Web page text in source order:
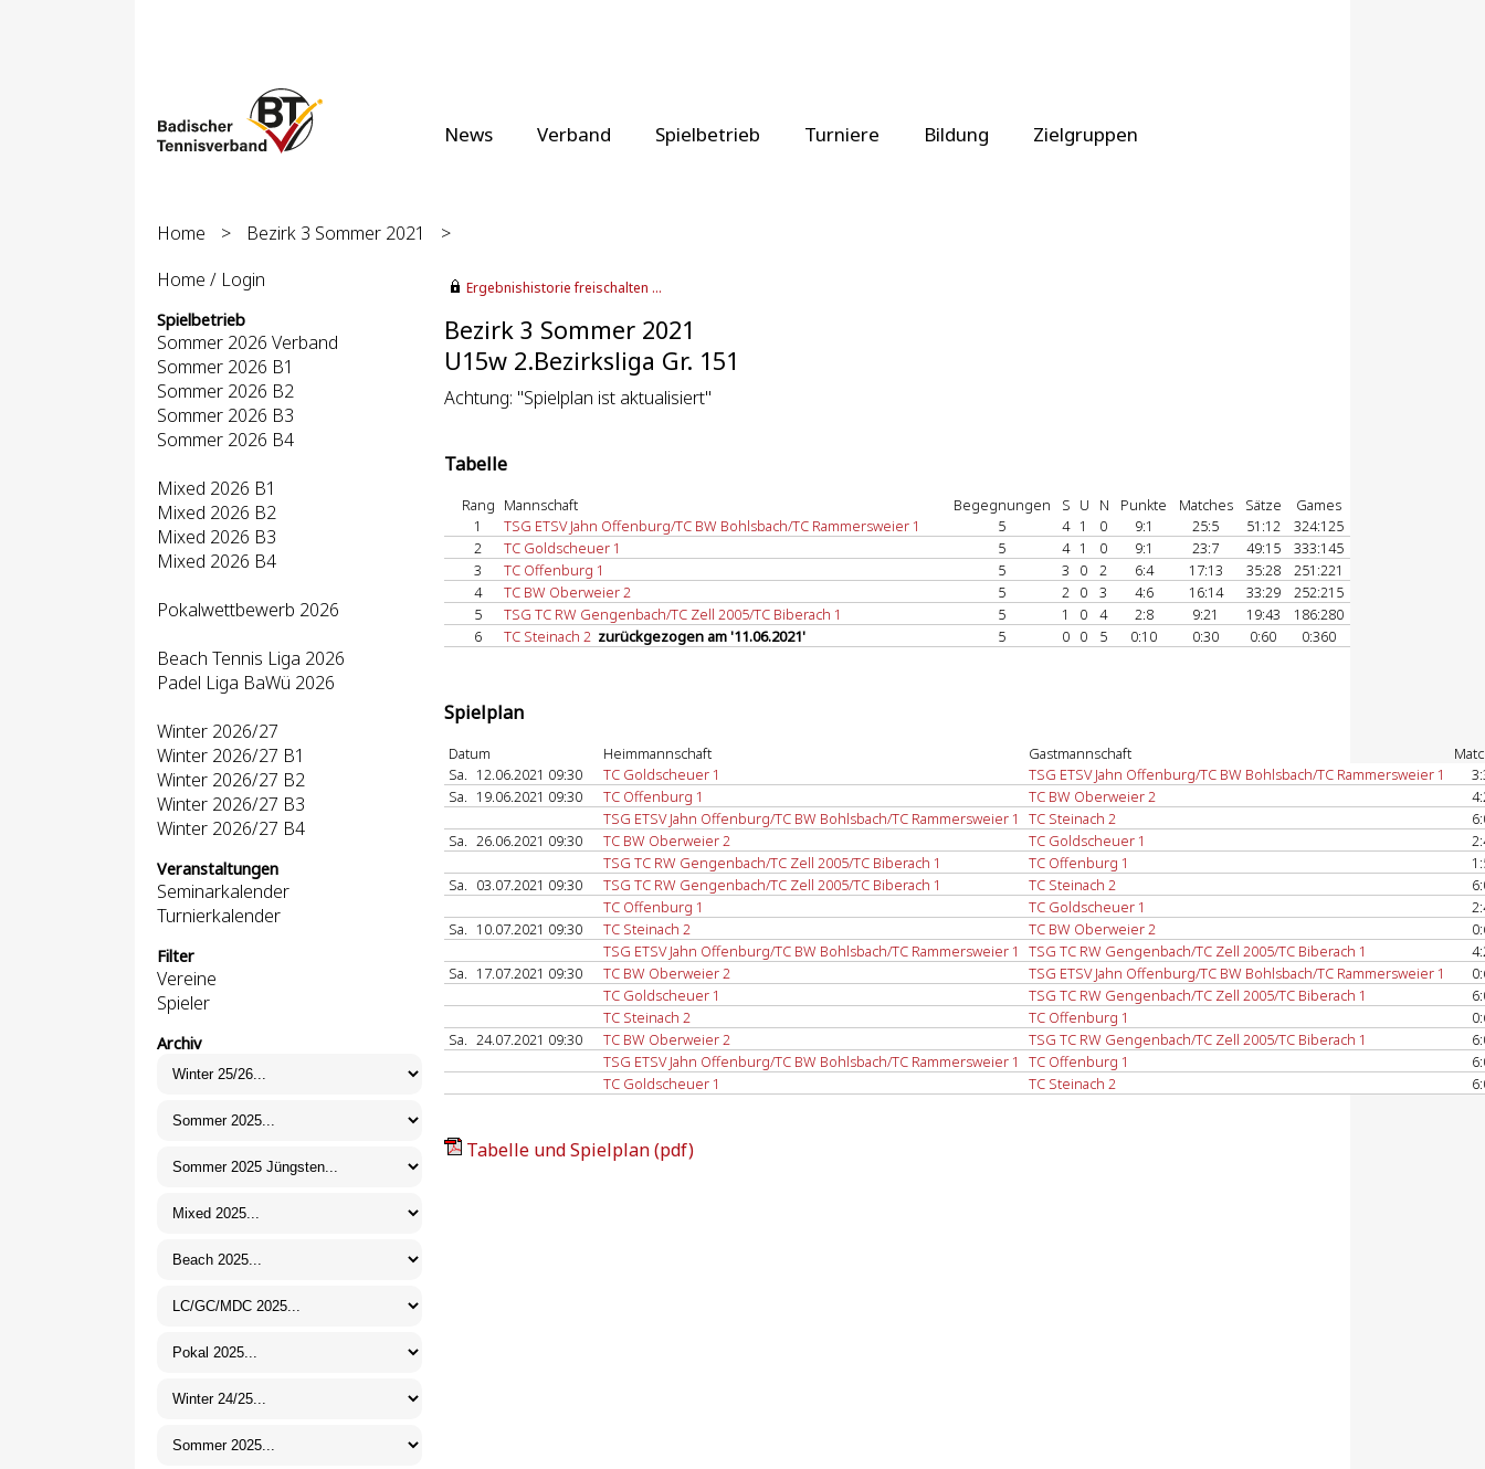
News Verband Spielbetrieb Turniere Bildung Zielgruppen
Home > Bezirk 3 Sommer 2021
>
Home / Login
Spielbetrieb
Sommer 2026 Verband
Sommer 2026 B1
Sommer 2026 B2
Sommer 2026 B3
Sommer 2026 B4
Mixed 2026 B1
Mixed 2026 B2
Mixed 2026 B3
Mixed 2026 B4
Pokalwettbewerb 2026
Beach Tennis Liga 2026
Padel Liga BaWü 2026
Winter 2026/27
Winter 2026/27 B1
Winter 2026/27 B2
Winter 2026/27 B3
Winter 2026/27 B4
Veranstaltungen
Seminarkalender
Turnierkalender
Filter
Vereine
Spieler
Archiv
Ergebnishistorie freischalten ...
Bezirk 3 Sommer 2021
U15w 2.Bezirksliga Gr. 151
Achtung: "Spielplan ist aktualisiert"
Tabelle
Rang Mannschaft Begegnungen S U N Punkte Matches Sätze
Games
1
TSG ETSV Jahn Offenburg/TC BW Bohlsbach/TC Rammersweier 1 5 4 1 0 9:1 25:5 51:12
324:125
2
TC Goldscheuer 1 5 4 1 0 9:1 23:7 49:15
333:145
3
TC Offenburg 1 5 3 0 2 6:4 17:13 35:28
251:221
4
TC BW Oberweier 2 5 2 0 3 4:6 16:14 33:29
252:215
5
TSG TC RW Gengenbach/TC Zell 2005/TC Biberach 1 5 1 0 4 2:8 9:21 19:43
186:280
6
TC Steinach 2 zurückgezogen am '11.06.2021' 5 0 0 5 0:10 0:30 0:60 0:360
Spielplan
Datum Heimmannschaft Gastmannschaft
Sa. 12.06.2021 09:30 TC Goldscheuer 1 TSG ETSV Jahn Offenburg/TC BW Bohlsbach/TC Rammersweier 1
Sa. 19.06.2021 09:30 TC Offenburg 1 TC BW Oberweier 2
TSG ETSV Jahn Offenburg/TC BW Bohlsbach/TC Rammersweier 1
TC Steinach 2
Sa. 26.06.2021 09:30 TC BW Oberweier 2 TC Goldscheuer 1
TSG TC RW Gengenbach/TC Zell 2005/TC Biberach 1
TC Offenburg 1
Sa. 03.07.2021 09:30 TSG TC RW Gengenbach/TC Zell 2005/TC Biberach 1 TC Steinach 2
TC Offenburg 1
TC Goldscheuer 1
Sa. 10.07.2021 09:30 TC Steinach 2 TC BW Oberweier 2
TSG ETSV Jahn Offenburg/TC BW Bohlsbach/TC Rammersweier 1
TSG TC RW Gengenbach/TC Zell 2005/TC Biberach 1
Sa. 17.07.2021 09:30 TC BW Oberweier 2 TSG ETSV Jahn Offenburg/TC BW Bohlsbach/TC Rammersweier 1
TC Goldscheuer 1
TSG TC RW Gengenbach/TC Zell 2005/TC Biberach 1
TC Steinach 2
TC Offenburg 1
Sa. 24.07.2021 09:30 TC BW Oberweier 2 TSG TC RW Gengenbach/TC Zell 2005/TC Biberach 1
TSG ETSV Jahn Offenburg/TC BW Bohlsbach/TC Rammersweier 1
TC Offenburg 1
TC Goldscheuer 1
TC Steinach 2
Tabelle und Spielplan (pdf)